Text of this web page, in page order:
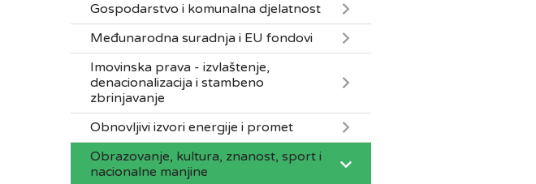
Gospodarstvo i komunalna djelatnost
Međunarodna suradnja i EU fondovi
Imovinska prava - izvlaštenje,
denacionalizacija i stambeno
zbrinjavanje
Obnovljivi izvori energije i promet
Obrazovanje, kultura, znanost, sport i
nacionalne manjine